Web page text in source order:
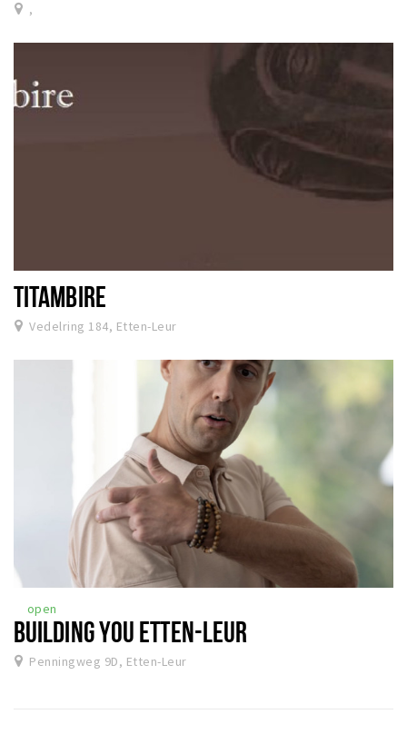
,
TITAMBIRE
Vedelring 184, Etten-Leur
open
BUILDING YOU ETTEN-LEUR
Penningweg 9D, Etten-Leur